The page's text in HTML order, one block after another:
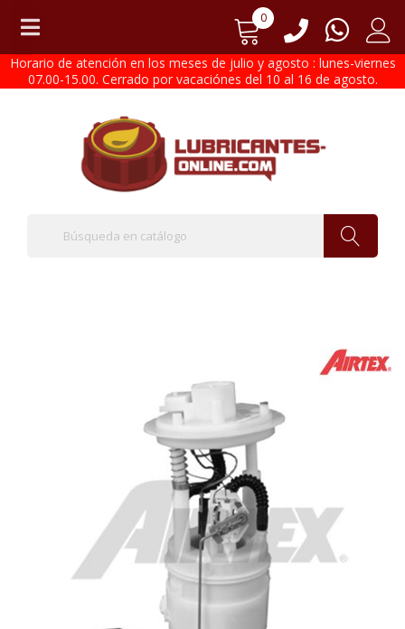
0
Horario de atención en los meses de julio y agosto : lunes-viernes
07.00-15.00. Cerrado por vacaciónes del 10 al 16 de agosto.